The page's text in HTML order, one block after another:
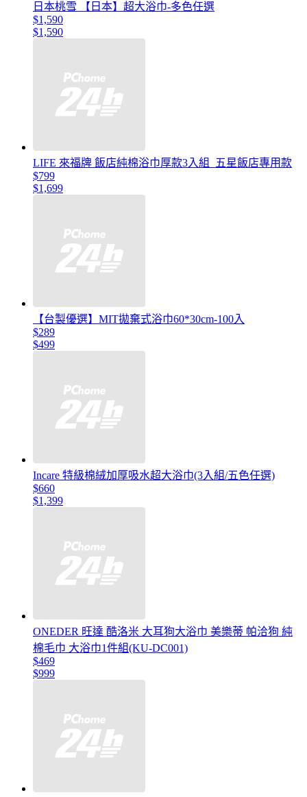
日本桃雪 【日本】超大浴巾-多色任選
$1,590
$1,590
LIFE 來福牌 飯店純棉浴巾厚款3入組_五星飯店專用款
$799
$1,699
【台製優選】MIT拋棄式浴巾60*30cm-100入
$289
$499
Incare 特級棉絨加厚吸水超大浴巾(3入組/五色任選)
$660
$1,399
ONEDER 旺達 酷洛米 大耳狗大浴巾 美樂蒂 帕洽狗 純
棉毛巾 大浴巾1件組(KU-DC001)
$469
$999